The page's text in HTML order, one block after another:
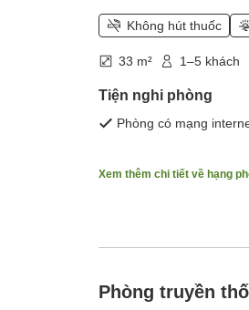
Không hút thuốc
33 m² 1–5 khách
Tiện nghi phòng
Phòng có mạng
Xem thêm chi tiết về hạng
Phòng truyền